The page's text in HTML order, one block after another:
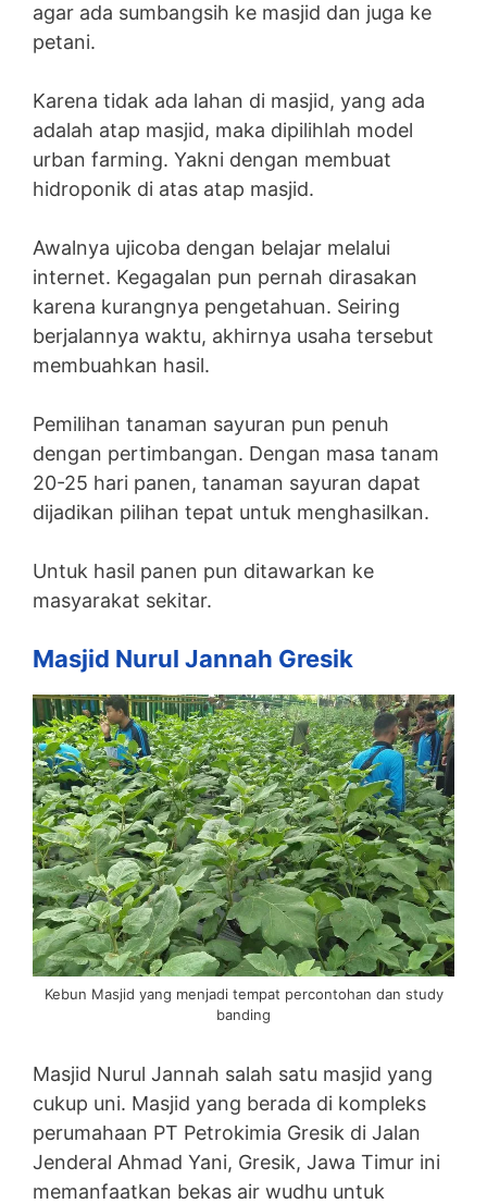
agar ada sumbangsih ke masjid dan juga ke
petani.
Karena tidak ada lahan di masjid, yang ada
adalah atap masjid, maka dipilihlah model
urban farming. Yakni dengan membuat
hidroponik di atas atap masjid.
Awalnya ujicoba dengan belajar melalui
internet. Kegagalan pun pernah dirasakan
karena kurangnya pengetahuan. Seiring
berjalannya waktu, akhirnya usaha tersebut
membuahkan hasil.
Pemilihan tanaman sayuran pun penuh
dengan pertimbangan. Dengan masa tanam
20-25 hari panen, tanaman sayuran dapat
dijadikan pilihan tepat untuk menghasilkan.
Untuk hasil panen pun ditawarkan ke
masyarakat sekitar.
Masjid Nurul Jannah Gresik
Kebun Masjid yang menjadi tempat percontohan dan study
banding
Masjid Nurul Jannah salah satu masjid yang
cukup uni. Masjid yang berada di kompleks
perumahaan PT Petrokimia Gresik di Jalan
Jenderal Ahmad Yani, Gresik, Jawa Timur ini
memanfaatkan bekas air wudhu untuk